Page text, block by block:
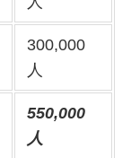
300,000
人
550,000
人